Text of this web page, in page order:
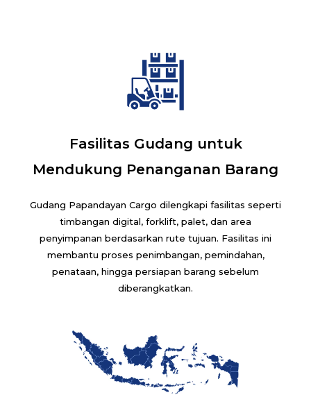
Fasilitas Gudang untuk
Mendukung Penanganan Barang
Gudang Papandayan Cargo dilengkapi fasilitas seperti
timbangan digital, forklift, palet, dan area
penyimpanan berdasarkan rute tujuan. Fasilitas ini
membantu proses penimbangan, pemindahan,
penataan, hingga persiapan barang sebelum
diberangkatkan.